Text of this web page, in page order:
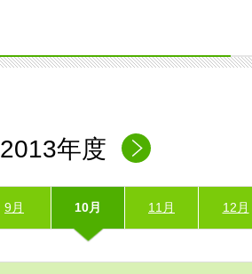
2013年度
9月 10月 11月 12月